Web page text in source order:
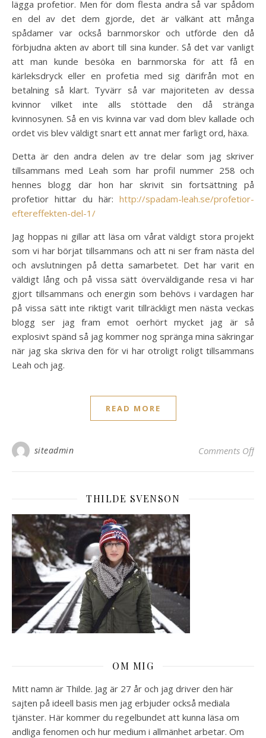
lägga profetior. Men för dom flesta andra så var spådom
en del av det dem gjorde, det är välkänt att många
spådamer var också barnmorskor och utförde den då
förbjudna akten av abort till sina kunder. Så det var vanligt
att man kunde besöka en barnmorska för att få en
kärleksdryck eller en profetia med sig därifrån mot en
betalning så klart. Tyvärr så var majoriteten av dessa
kvinnor vilket inte alls stöttade den då stränga
kvinnosynen. Så en vis kvinna var vad dom blev kallade och
ordet vis blev väldigt snart ett annat mer farligt ord, häxa.
Detta är den andra delen av tre delar som jag skriver
tillsammans med Leah som har profil nummer 258 och
hennes blogg där hon har skrivit sin fortsättning på
profetior hittar du här: http://spadam-leah.se/profetior-
eftereffekten-del-1/
Jag hoppas ni gillar att läsa om vårat väldigt stora projekt
som vi har börjat tillsammans och att ni ser fram nästa del
och avslutningen på detta samarbetet. Det har varit en
väldigt lång och på vissa sätt överväldigande resa vi har
gjort tillsammans och energin som behövs i vardagen har
på vissa sätt inte riktigt varit tillräckligt men nästa veckas
blogg ser jag fram emot oerhört mycket jag är så
explosivt spänd så jag kommer nog spränga mina säkringar
när jag ska skriva den för vi har otroligt roligt tillsammans
Leah och jag.
READ MORE
siteadmin Comments Offon
THILDE SVENSON
OM MIG
Mitt namn är Thilde. Jag är 27 år och jag driver den här
sajten på ideell basis men jag erbjuder också mediala
tjänster. Här kommer du regelbundet att kunna läsa om
andliga fenomen och hur medium i allmänhet arbetar. Om